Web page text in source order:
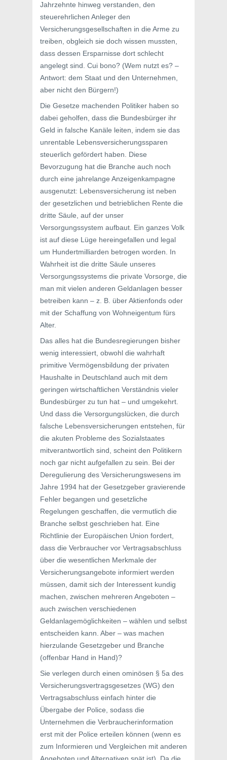
Jahrzehnte hinweg verstanden, den
steuerehrlichen Anleger den
Versicherungsgesellschaften in die Arme zu
treiben, obgleich sie doch wissen mussten,
dass dessen Ersparnisse dort schlecht
angelegt sind. Cui bono? (Wem nutzt es? –
Antwort: dem Staat und den Unternehmen,
aber nicht den Bürgern!)
Die Gesetze machenden Politiker haben so
dabei geholfen, dass die Bundesbürger ihr
Geld in falsche Kanäle leiten, indem sie das
unrentable Lebensversicherungssparen
steuerlich gefördert haben. Diese
Bevorzugung hat die Branche auch noch
durch eine jahrelange Anzeigenkampagne
ausgenutzt: Lebensversicherung ist neben
der gesetzlichen und betrieblichen Rente die
dritte Säule, auf der unser
Versorgungssystem aufbaut. Ein ganzes Volk
ist auf diese Lüge hereingefallen und legal
um Hundertmilliarden betrogen worden. In
Wahrheit ist die dritte Säule unseres
Versorgungssystems die private Vorsorge, die
man mit vielen anderen Geldanlagen besser
betreiben kann – z. B. über Aktienfonds oder
mit der Schaffung von Wohneigentum fürs
Alter.
Das alles hat die Bundesregierungen bisher
wenig interessiert, obwohl die wahrhaft
primitive Vermögensbildung der privaten
Haushalte in Deutschland auch mit dem
geringen wirtschaftlichen Verständnis vieler
Bundesbürger zu tun hat – und umgekehrt.
Und dass die Versorgungslücken, die durch
falsche Lebensversicherungen entstehen, für
die akuten Probleme des Sozialstaates
mitverantwortlich sind, scheint den Politikern
noch gar nicht aufgefallen zu sein. Bei der
Deregulierung des Versicherungswesens im
Jahre 1994 hat der Gesetzgeber gravierende
Fehler begangen und gesetzliche
Regelungen geschaffen, die vermutlich die
Branche selbst geschrieben hat. Eine
Richtlinie der Europäischen Union fordert,
dass die Verbraucher vor Vertragsabschluss
über die wesentlichen Merkmale der
Versicherungsangebote informiert werden
müssen, damit sich der Interessent kundig
machen, zwischen mehreren Angeboten –
auch zwischen verschiedenen
Geldanlagemöglichkeiten – wählen und selbst
entscheiden kann. Aber – was machen
hierzulande Gesetzgeber und Branche
(offenbar Hand in Hand)?
Sie verlegen durch einen ominösen § 5a des
Versicherungsvertragsgesetzes (WG) den
Vertragsabschluss einfach hinter die
Übergabe der Police, sodass die
Unternehmen die Verbraucherinformation
erst mit der Police erteilen können (wenn es
zum Informieren und Vergleichen mit anderen